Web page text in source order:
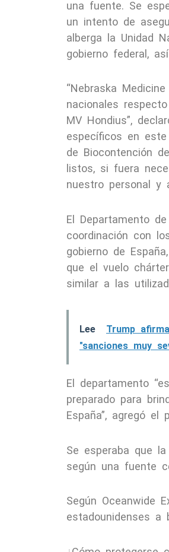
una fuente. Se
un intento de
alberga la Unidad
gobierno federal,
“Nebraska
nacionales
MV Hondius”,
específicos en este
de Biocontención
listos, si fuera
nuestro personal y
El Departamento
coordinación con
gobierno de
que el vuelo
similar a las
Lee
Trump
"sanciones muy
El departamento
preparado para
España”, agregó el
Se esperaba que
según una fuente
Según Oceanwide
estadounidenses a